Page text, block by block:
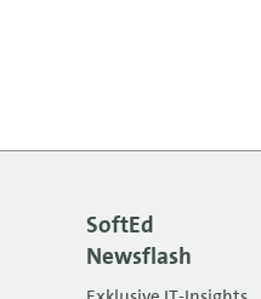
SoftEd
Newsflash